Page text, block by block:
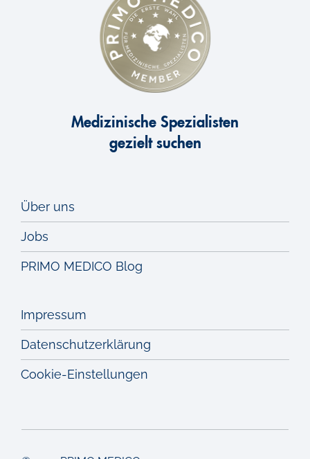
Medizinische Spezialisten
gezielt suchen
Über uns
Jobs
PRIMO MEDICO Blog
Impressum
Datenschutzerklärung
Cookie-Einstellungen